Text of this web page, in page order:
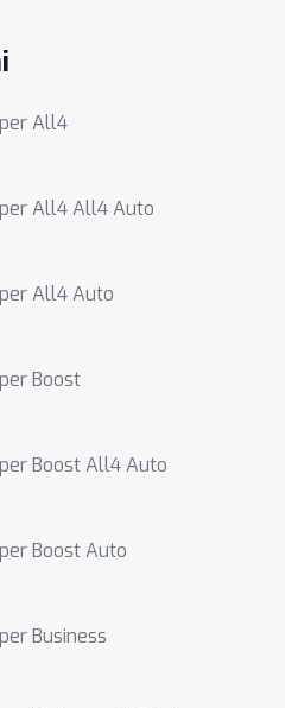
All4
All4 All4 Auto
All4 Auto
Boost
Boost All4 Auto
Boost Auto
Business